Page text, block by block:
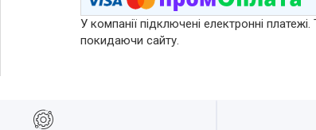
У компанії підключені електронні
покидаючи сайту.